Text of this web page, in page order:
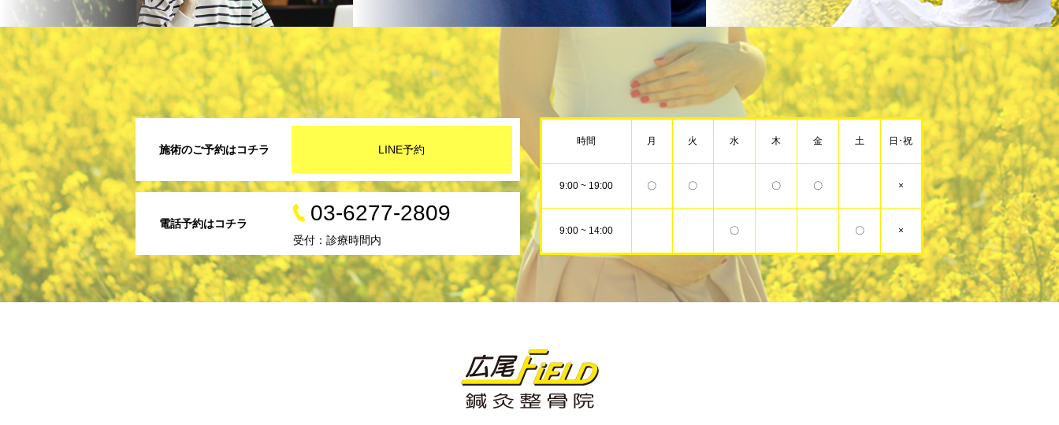
施術のご予約はコチラ LINE予約
電話予約はコチラ 03-6277-2809
受付：診療時間内
時間 月 火 水 木 金 土 日･祝
9:00 ~ 19:00 〇 〇 〇 〇 ×
9:00 ~ 14:00 〇 〇 ×